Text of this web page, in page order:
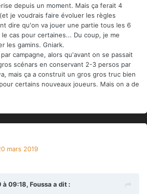
depuis un moment. Mais ça ferait 4
je voudrais faire évoluer les règles
dire qu'on va jouer une partie tous les 6
cas pour certaines... Du coup, je me
les gamins. Gniark.
campagne, alors qu'avant on se passait
scénars en conservant 2-3 persos par
mais ça a construit un gros gros truc bien
certains nouveaux joueurs. Mais on a de
mars 2019
à 09:18, Foussa a dit :